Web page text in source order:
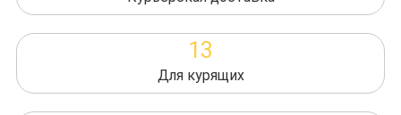
13
Для курящих